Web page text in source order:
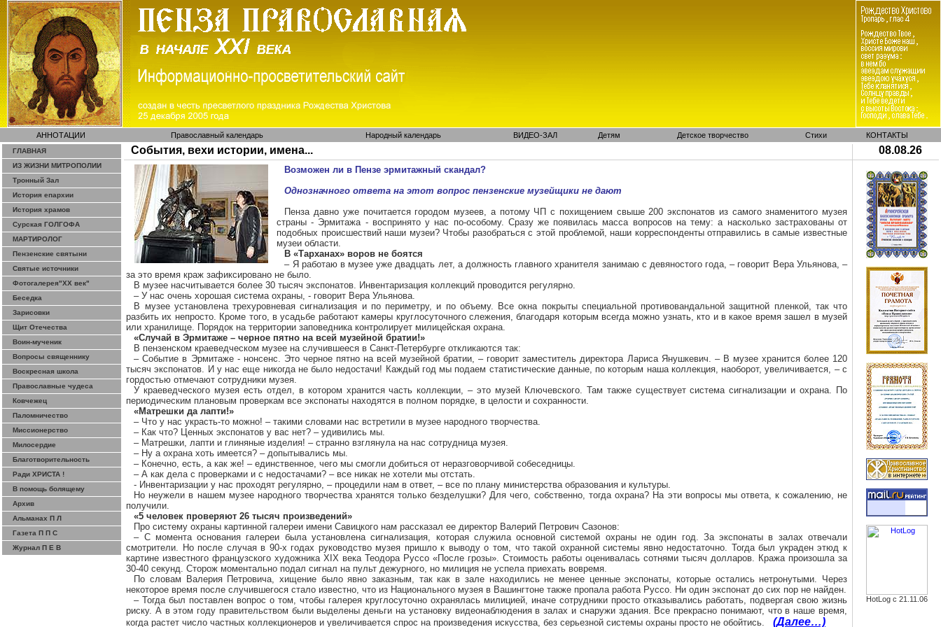
АННОТАЦИИ Православный календарь Народный календарь ВИДЕО-ЗАЛ Детям Детское творчество Стихи КОНТАКТЫ
ГЛАВНАЯ
ИЗ ЖИЗНИ МИТРОПОЛИИ
Тронный Зал
История епархии
История храмов
Сурская ГОЛГОФА
МАРТИРОЛОГ
Пензенские святыни
Святые источники
Фотогалерея"ХХ век"
Беседка
Зарисовки
Щит Отечества
Воин-мученик
Вопросы священнику
Воскресная школа
Православные чудеса
Ковчежец
Паломничество
Миссионерство
Милосердие
Благотворительность
Ради ХРИСТА !
В помощь болящему
Архив
Альманах П Л
Газета П П С
Журнал П Е В
События, вехи истории, имена... 08.08.26
Возможен ли в Пензе эрмитажный скандал?
Однозначного ответа на этот вопрос пензенские музейщики не дают
Пенза давно уже почитается городом музеев, а потому ЧП с похищением свыше 200 экспонатов из самого знаменитого музея
страны - Эрмитажа - воспринято у нас по-особому. Сразу же появилась масса вопросов на тему: а насколько застрахованы от
подобных происшествий наши музеи? Чтобы разобраться с этой проблемой, наши корреспонденты отправились в самые известные
музеи области.
В «Тарханах» воров не боятся
– Я работаю в музее уже двадцать лет, а должность главного хранителя занимаю с девяностого года, – говорит Вера Ульянова, –
за это время краж зафиксировано не было.
В музее насчитывается более 30 тысяч экспонатов. Инвентаризация коллекций проводится регулярно.
– У нас очень хорошая система охраны, - говорит Вера Ульянова.
В музее установлена трехуровневая сигнализация и по периметру, и по объему. Все окна покрыты специальной противовандальной защитной пленкой, так что
разбить их непросто. Кроме того, в усадьбе работают камеры круглосуточного слежения, благодаря которым всегда можно узнать, кто и в какое время зашел в музей
или хранилище. Порядок на территории заповедника контролирует милицейская охрана.
«Случай в Эрмитаже – черное пятно на всей музейной братии!»
В пензенском краеведческом музее наслучившееся в Санкт-Петербурге откликаются так:
– Событие в Эрмитаже - нонсенс. Это черное пятно на всей музейной братии, – говорит заместитель директора Лариса Янушкевич. – В музее хранится более 120
тысяч экспонатов. И у нас еще никогда не было недостачи! Каждый год мы подаем статистические данные, по которым наша коллекция, наоборот, увеличивается, – с
гордостью отмечают сотрудники музея.
У краеведческого музея есть отдел, в котором хранится часть коллекции, – это музей Ключевского. Там также существует система сигнализации и охрана. По
периодическим плановым проверкам все экспонаты находятся в полном порядке, в целости и сохранности.
«Матрешки да лапти!»
– Что у нас украсть-то можно! – такими словами нас встретили в музее народного творчества.
– Как что? Ценных экспонатов у вас нет? – удивились мы.
– Матрешки, лапти и глиняные изделия! – странно взглянула на нас сотрудница музея.
– Ну а охрана хоть имеется? – допытывались мы.
– Конечно, есть, а как же! – единственное, чего мы смогли добиться от неразговорчивой собеседницы.
– А как дела с проверками и с недостачами? – все никак не хотели мы отстать.
- Инвентаризации у нас проходят регулярно, – процедили нам в ответ, – все по плану министерства образования и культуры.
Но неужели в нашем музее народного творчества хранятся только безделушки? Для чего, собственно, тогда охрана? На эти вопросы мы ответа, к сожалению, не
получили.
«5 человек проверяют 26 тысяч произведений»
Про систему охраны картинной галереи имени Савицкого нам рассказал ее директор Валерий Петрович Сазонов:
– С момента основания галереи была установлена сигнализация, которая служила основной системой охраны не один год. За экспонаты в залах отвечали
смотрители. Но после случая в 90-х годах руководство музея пришло к выводу о том, что такой охранной системы явно недостаточно. Тогда был украден этюд к
картине известного французского художника XIX века Теодора Руссо «После грозы». Стоимость работы оценивалась сотнями тысяч долларов. Кража произошла за
30-40 секунд. Сторож моментально подал сигнал на пульт дежурного, но милиция не успела приехать вовремя.
По словам Валерия Петровича, хищение было явно заказным, так как в зале находились не менее ценные экспонаты, которые остались нетронутыми. Через
некоторое время после случившегося стало известно, что из Национального музея в Вашингтоне также пропала работа Руссо. Ни один экспонат до сих пор не найден.
– Тогда был поставлен вопрос о том, чтобы галерея круглосуточно охранялась милицией, иначе сотрудники просто отказывались работать, подвергая свою жизнь
риску. А в этом году правительством были выделены деньги на установку видеонаблюденияв залах и снаружи здания. Все прекрасно понимают, что в наше время,
когда растет число частных коллекционеров и увеличивается спрос на произведения искусства, без серьезной системы охраны просто не обойтись.
(Далее…)
HotLog с 21.11.06